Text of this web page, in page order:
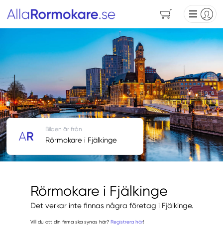
Rörmokare i Fjälkinge
Det verkar inte finnas några företag i Fjälkinge.
Vill du att din firma ska synas här? Registrera här!
Bilden är från
Rörmokare i Fjälkinge